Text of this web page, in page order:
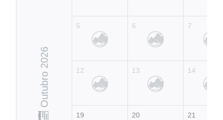
Outubro 2026
5
12
19
6
13
20
7
14
21